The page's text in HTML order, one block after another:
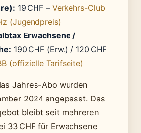
19 CHF – Verkehrs-Club
(Jugendpreis)
Erwachsene /
190 CHF (Erw.) / 120 CHF
(offizielle Tarifseite)
Jahres-Abo wurden
2024 angepasst. Das
bleibt seit mehreren
33 CHF für Erwachsene